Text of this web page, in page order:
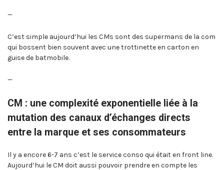
—
C’est simple aujourd’hui les CMs sont des supermans de la com
qui bossent bien souvent avec une trottinette en carton en
guise de batmobile.
—
CM : une complexité exponentielle liée à la
mutation des canaux d’échanges directs
entre la marque et ses consommateurs
Il y a encore 6-7 ans c’est le service conso qui était en front line.
Aujourd’hui le CM doit aussi pouvoir prendre en compte les